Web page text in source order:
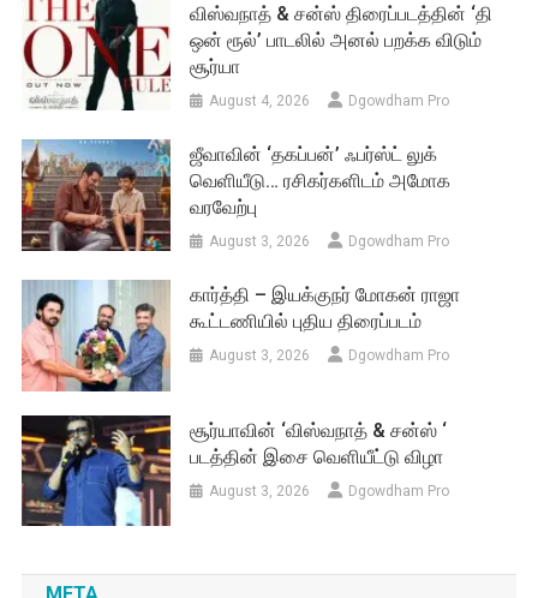
விஸ்வநாத் & சன்ஸ் திரைப்படத்தின் ‘தி
ஒன் ரூல்’ பாடலில் அனல் பறக்க விடும்
சூர்யா
August 4, 2026 Dgowdham Pro
ஜீவாவின் ‘தகப்பன்’ ஃபர்ஸ்ட் லுக்
வெளியீடு… ரசிகர்களிடம் அமோக
வரவேற்பு
August 3, 2026 Dgowdham Pro
கார்த்தி – இயக்குநர் மோகன் ராஜா
கூட்டணியில் புதிய திரைப்படம்
August 3, 2026 Dgowdham Pro
சூர்யாவின் ‘விஸ்வநாத் & சன்ஸ் ‘
படத்தின் இசை வெளியீட்டு விழா
August 3, 2026 Dgowdham Pro